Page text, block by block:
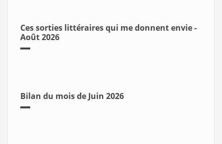
Ces sorties littéraires qui me donnent envie -
Août 2026
Bilan du mois de Juin 2026